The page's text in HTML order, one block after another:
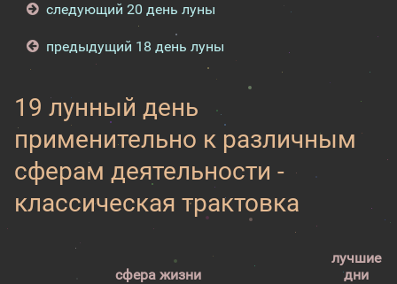
следующий 20 день луны
предыдущий 18 день луны
19 лунный день
применительно к различным
сферам деятельности -
классическая трактовка
сфера жизни
лучшие
дни